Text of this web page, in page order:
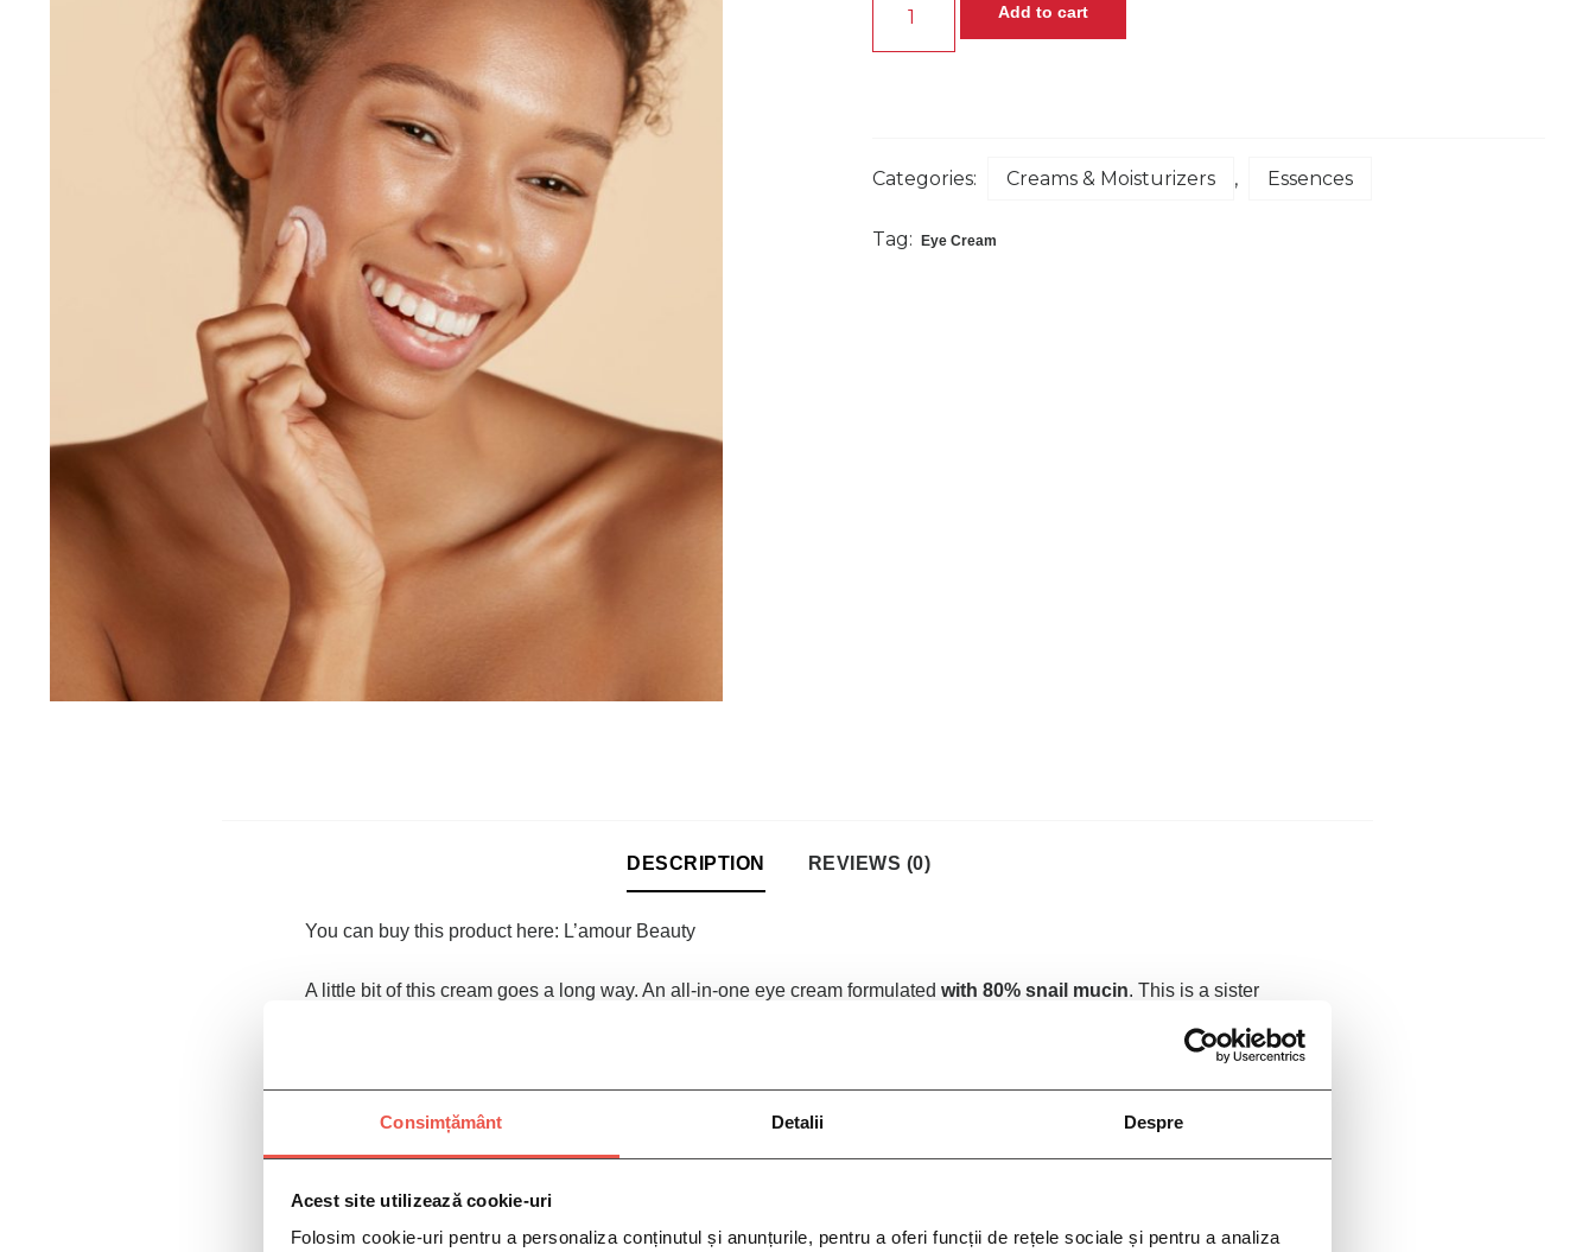
Consimțământ Detalii Despre
Acest site utilizează cookie-uri
Folosim cookie-uri pentru a personaliza conținutul și anunțurile, pentru a oferi funcții de rețele sociale și pentru a analiza
Add to cart
Categories: Creams & Moisturizers , Essences
Tag: Eye Cream
DESCRIPTION REVIEWS (0)
You can buy this product here: L’amour Beauty
A little bit of this cream goes a long way. An all-in-one eye cream formulated with 80% snail mucin. This is a sister
, helps diminish the look of fine lines, and promotes the brightening of
More hydrating than its sibling All-in-One Snail Repair Cream, this premium edition contains olive oil, panthenol,
2.Brightening concerns are addressed with adenosine and niacinamide.
3.
Full of antioxidants, and includes cocoa extract, garlic (a natural antiseptic), grape extract, and mushroom extract, to